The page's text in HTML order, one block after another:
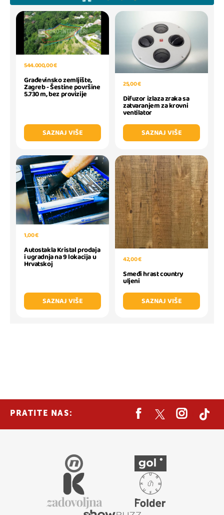
544.000,00 €
Građevinsko zemljište,
Zagreb - Šestine površine
5.730 m, bez provizije
SAZNAJ VIŠE
25,00 €
Difuzor izlaza zraka sa
zatvaranjem za krovni
ventilator
SAZNAJ VIŠE
1,00 €
Autostakla Kristal prodaja
i ugradnja na 9 lokacija u
Hrvatskoj
SAZNAJ VIŠE
42,00 €
Smeđi hrast country
uljeni
SAZNAJ VIŠE
PRATITE NAS: